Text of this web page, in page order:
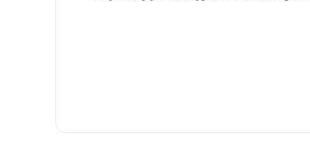
الأمد في تأمين الإمدادات. كما يسلط الضوء على